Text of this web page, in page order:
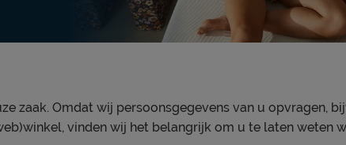
zaak. Omdat wij persoonsgegevens van u opvragen,
vinden wij het belangrijk om u te laten weten